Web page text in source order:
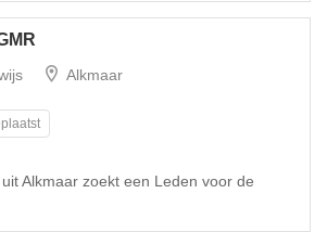
Alkmaar
Alkmaar zoekt een Leden voor de